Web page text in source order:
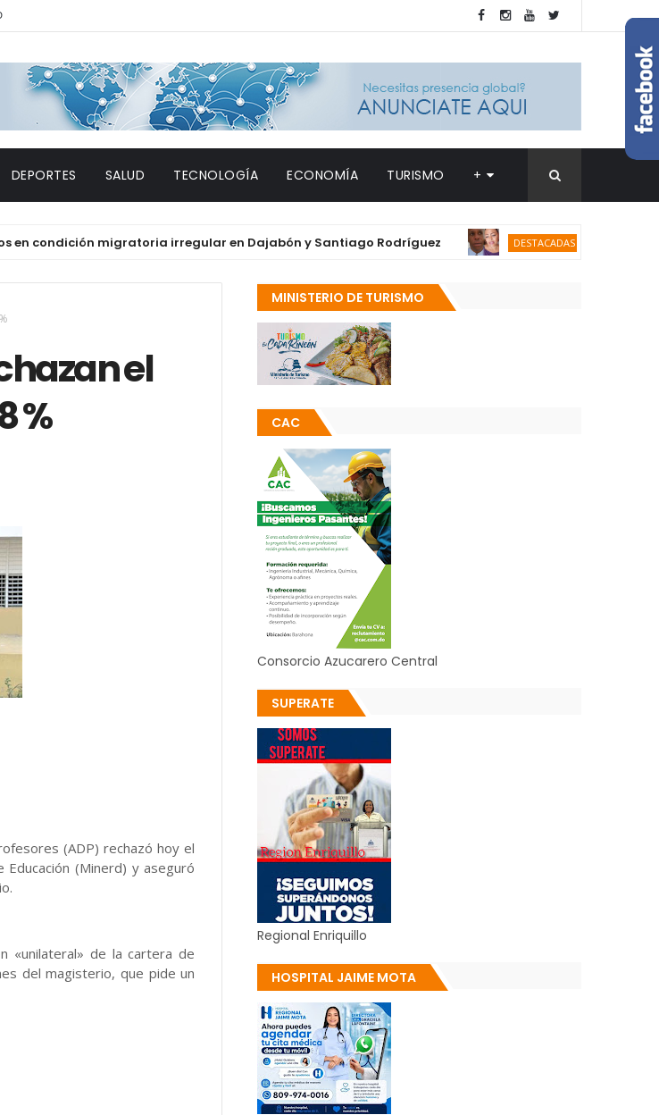
DEPORTES SALUD TECNOLOGÍA ECONOMÍA TURISMO +
migratoria irregular en Dajabón y Santiago Rodríguez DESTACADAS Fallece en
el
%
(ADP) rechazó hoy el
(Minerd) y aseguró
«unilateral» de la cartera de
del magisterio, que pide un
MINISTERIO DE TURISMO
CAC
Consorcio Azucarero Central
SUPERATE
Regional Enriquillo
HOSPITAL JAIME MOTA